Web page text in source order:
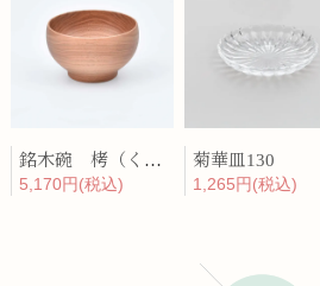
銘木碗 栲（くるみ）
5,170円(税込)
菊華皿130
1,265円(税込)